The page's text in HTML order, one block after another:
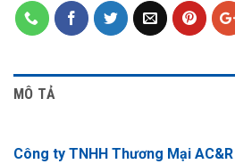
MÔ TẢ
Công ty TNHH Thương Mại